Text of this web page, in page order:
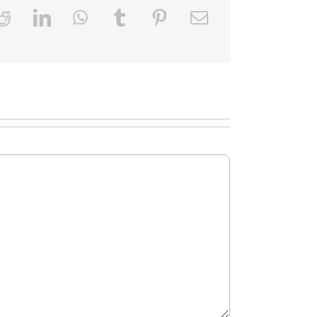
RedditLinkedInWhatsApp
Tumblr PinterestEmail